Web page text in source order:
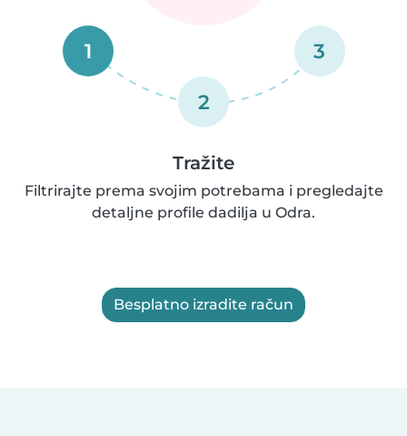
1
2
3
Tražite
Filtrirajte prema svojim potrebama i pregledajte
detaljne profile dadilja u Odra.
Besplatno izradite račun